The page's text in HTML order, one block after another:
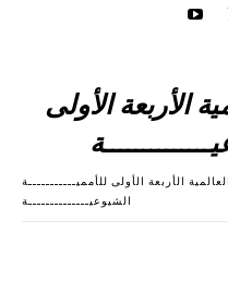
الأربعة الأولى
الأربعة الأولى للأمميـــــــــــة
الشيوعيــــــــــــــة